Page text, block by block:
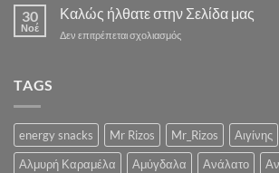
ΣΥΝΤΟΜΑ
Λαχταριστό
και
την
Ψυχολογία
της
RIZOS
NUTS
:.
30
Νοέ
Καλώς ήλθατε στην Σελίδα μας
Δεν επιτρέπεται σχολιασμόςστο
TAGS
energy snacks Mr Rizos Mr_Rizos Αιγίνης
Αλμυρή Καραμέλα
Αμύγδαλα Ανάλατο